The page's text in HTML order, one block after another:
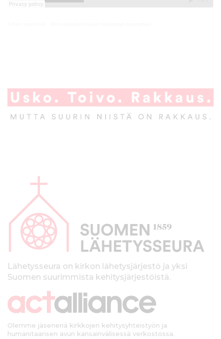
p
kLähetysseura on kirkon lähetysjärjestö ja yksi
Suomen suurimmista kehitysjärjestöistä.
Olemme jäsenenä kirkkojen kehitysyhteistyön ja
humanitaarisen avun kansainvälisessä verkostossa.